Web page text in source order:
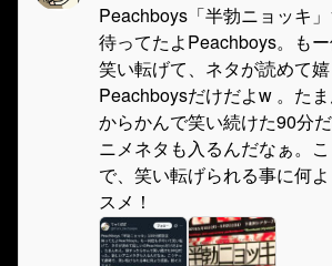
Peachboys「半勃ニョッキ
待ってたよPeachboys。も
笑い転げて、ネタが読めて
Peachboysだけだよw 。た
からかんで笑い続けた90分
ニメネタも入るんだなぁ。
で、笑い転げられる事に何
スメ！